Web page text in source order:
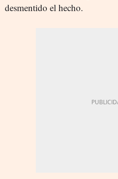
desmentido el hecho.